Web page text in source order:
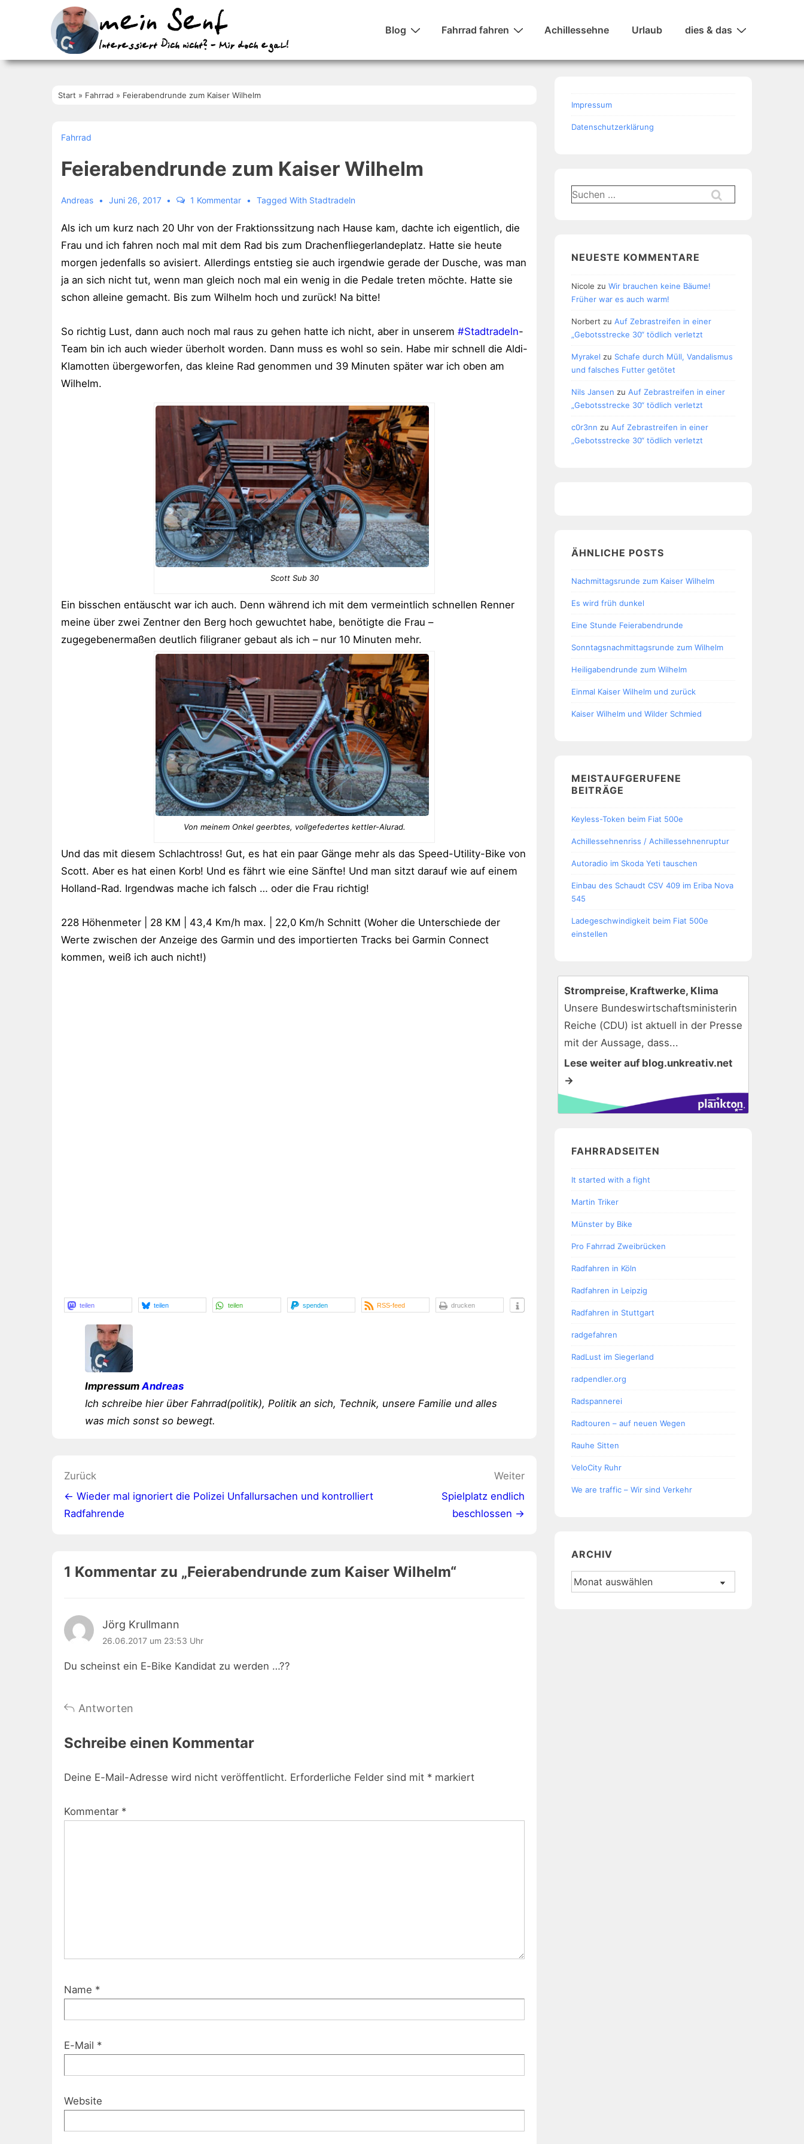
Hauptnavigation
Blog Fahrrad fahren Achillessehne Urlaub dies & das
Start » Fahrrad » Feierabendrunde zum Kaiser Wilhelm
Fahrrad
Feierabendrunde zum Kaiser Wilhelm
Andreas Juni 26, 2017 1 Kommentar Tagged With Stadtradeln
Als ich um kurz nach 20 Uhr von der Fraktionssitzung nach Hause kam, dachte ich eigentlich, die
Frau und ich fahren noch mal mit dem Rad bis zum Drachenfliegerlandeplatz. Hatte sie heute
morgen jedenfalls so avisiert. Allerdings entstieg sie auch irgendwie gerade der Dusche, was man
ja an sich nicht tut, wenn man gleich noch mal ein wenig in die Pedale treten möchte. Hatte sie
schon alleine gemacht. Bis zum Wilhelm hoch und zurück! Na bitte!
So richtig Lust, dann auch noch mal raus zu gehen hatte ich nicht, aber in unserem #Stadtradeln-
Team bin ich auch wieder überholt worden. Dann muss es wohl so sein. Habe mir schnell die Aldi-
Klamotten übergeworfen, das kleine Rad genommen und 39 Minuten später war ich oben am
Wilhelm.
Scott Sub 30
Ein bisschen entäuscht war ich auch. Denn während ich mit dem vermeintlich schnellen Renner
meine über zwei Zentner den Berg hoch gewuchtet habe, benötigte die Frau –
zugegebenermaßen deutlich filigraner gebaut als ich – nur 10 Minuten mehr.
Von meinem Onkel geerbtes, vollgefedertes kettler-Alurad.
Und das mit diesem Schlachtross! Gut, es hat ein paar Gänge mehr als das Speed-Utility-Bike von
Scott. Aber es hat einen Korb! Und es fährt wie eine Sänfte! Und man sitzt darauf wie auf einem
Holland-Rad. Irgendwas mache ich falsch … oder die Frau richtig!
228 Höhenmeter | 28 KM | 43,4 Km/h max. | 22,0 Km/h Schnitt (Woher die Unterschiede der
Werte zwischen der Anzeige des Garmin und des importierten Tracks bei Garmin Connect
kommen, weiß ich auch nicht!)
teilen teilen teilen spenden RSS-feed drucken
Impressum Andreas
Ich schreibe hier über Fahrrad(politik), Politik an sich, Technik, unsere Familie und alles
was mich sonst so bewegt.
Beitragsnavigation
Zurück
← Wieder mal ignoriert die Polizei Unfallursachen und kontrolliert
Radfahrende
Weiter
Spielplatz endlich
beschlossen →
1 Kommentar zu „Feierabendrunde zum Kaiser Wilhelm“
Jörg Krullmann
26.06.2017 um 23:53 Uhr
Du scheinst ein E-Bike Kandidat zu werden …??
Antworten
Schreibe einen Kommentar
Deine E-Mail-Adresse wird nicht veröffentlicht. Erforderliche Felder sind mit * markiert
Kommentar *
Name *
E-Mail *
Website
Impressum
Datenschutzerklärung
Suchen
nach:
NEUESTE KOMMENTARE
Nicole zu Wir brauchen keine Bäume!
Früher war es auch warm!
Norbert zu Auf Zebrastreifen in einer
„Gebotsstrecke 30“ tödlich verletzt
Myrakel zu Schafe durch Müll, Vandalismus
und falsches Futter getötet
Nils Jansen zu Auf Zebrastreifen in einer
„Gebotsstrecke 30“ tödlich verletzt
c0r3nn zu Auf Zebrastreifen in einer
„Gebotsstrecke 30“ tödlich verletzt
ÄHNLICHE POSTS
Nachmittagsrunde zum Kaiser Wilhelm
Es wird früh dunkel
Eine Stunde Feierabendrunde
Sonntagsnachmittagsrunde zum Wilhelm
Heiligabendrunde zum Wilhelm
Einmal Kaiser Wilhelm und zurück
Kaiser Wilhelm und Wilder Schmied
MEISTAUFGERUFENE
BEITRÄGE
Keyless-Token beim Fiat 500e
Achillessehnenriss / Achillessehnenruptur
Autoradio im Skoda Yeti tauschen
Einbau des Schaudt CSV 409 im Eriba Nova
545
Ladegeschwindigkeit beim Fiat 500e
einstellen
Strompreise, Kraftwerke, Klima
Unsere Bundeswirtschaftsministerin
Reiche (CDU) ist aktuell in der Presse
mit der Aussage, dass...
Lese weiter auf blog.unkreativ.net
→
FAHRRADSEITEN
It started with a fight
Martin Triker
Münster by Bike
Pro Fahrrad Zweibrücken
Radfahren in Köln
Radfahren in Leipzig
Radfahren in Stuttgart
radgefahren
RadLust im Siegerland
radpendler.org
Radspannerei
Radtouren – auf neuen Wegen
Rauhe Sitten
VeloCity Ruhr
We are traffic – Wir sind Verkehr
ARCHIV
Archiv